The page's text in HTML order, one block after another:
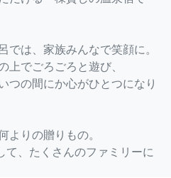
は、家族みんなで笑顔に。
でごろごろと遊び、
つの間にか心がひとつになり
よりの贈りもの。
て、たくさんのファミリーに